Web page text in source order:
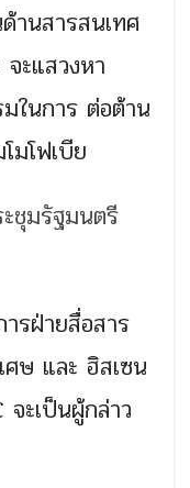
านสารสนเทศ
ะแสวงหา
ในการ ต่อต้าน
มโฟเบีย
ฝ่ายสื่อสาร
ศษ และ ฮิสเซน
ะเป็นผู้กล่าว